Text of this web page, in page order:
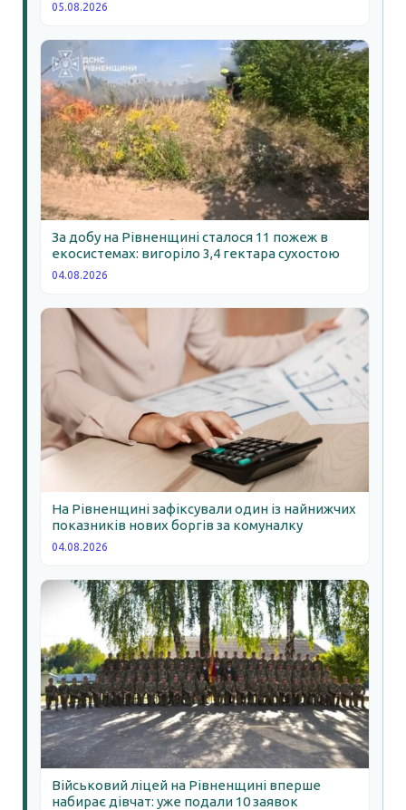
05.08.2026
За добу на Рівненщині сталося 11 пожеж в
екосистемах: вигоріло 3,4 гектара сухостою
04.08.2026
На Рівненщині зафіксували один із найнижчих
показників нових боргів за комуналку
04.08.2026
Військовий ліцей на Рівненщині вперше
набирає дівчат: уже подали 10 заявок